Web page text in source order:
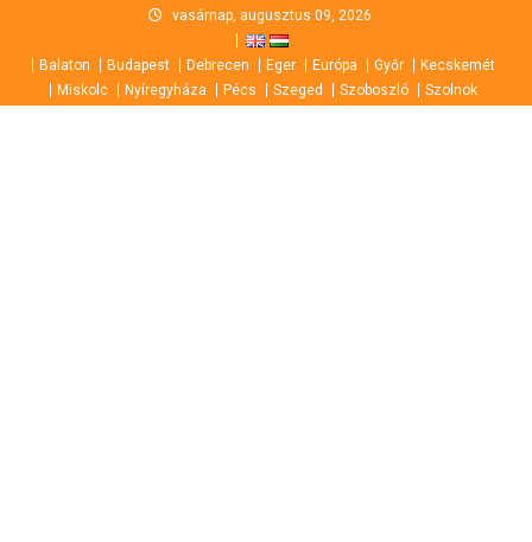
content
vasárnap, augusztus 09, 2026
Balaton Budapest Debrecen Eger Európa Győr
Kecskemét
Miskolc
Nyíregyháza Pécs Szeged Szoboszló Szolnok